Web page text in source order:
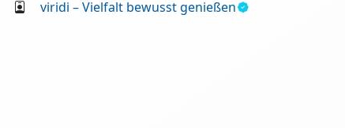
viridi – Vielfalt bewusst genießen